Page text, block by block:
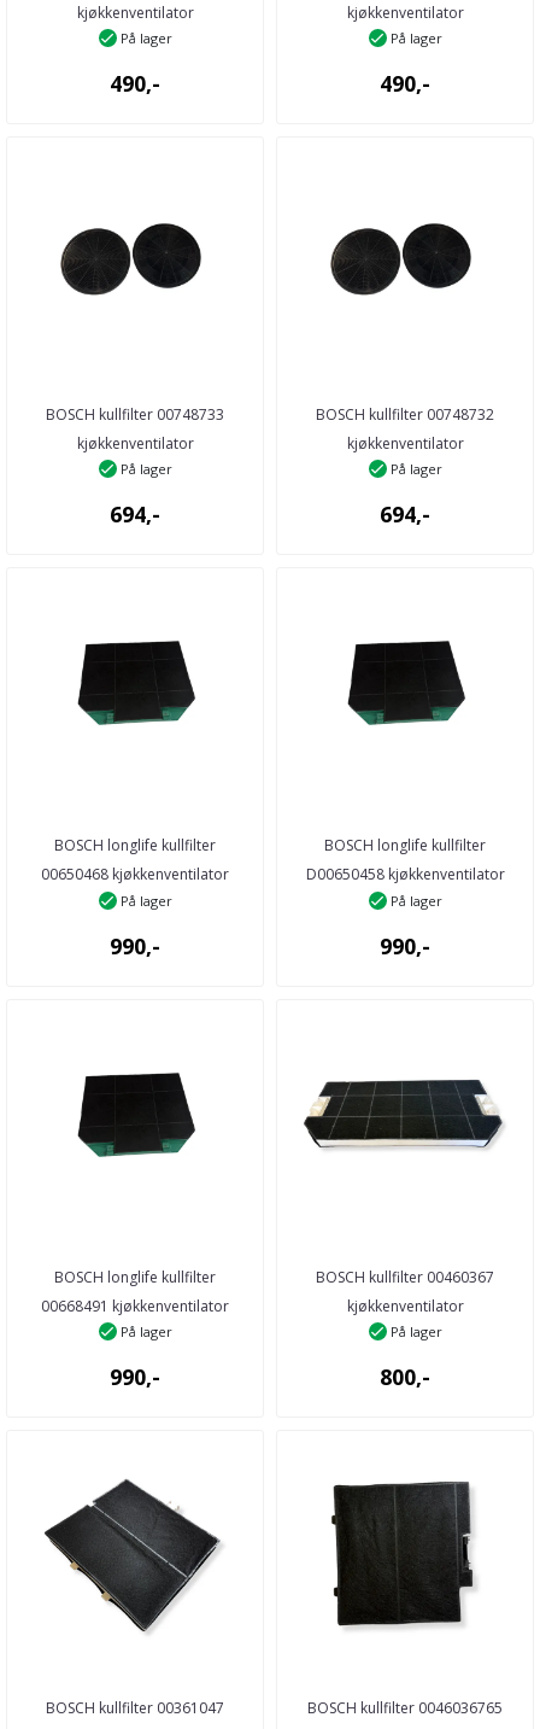
kjøkkenventilator
På lager
490,-
kjøkkenventilator
På lager
490,-
BOSCH kullfilter 00748733
kjøkkenventilator
På lager
694,-
BOSCH kullfilter 00748732
kjøkkenventilator
På lager
694,-
BOSCH longlife kullfilter
00650468 kjøkkenventilator
På lager
990,-
BOSCH longlife kullfilter
D00650458 kjøkkenventilator
På lager
990,-
BOSCH longlife kullfilter
00668491 kjøkkenventilator
På lager
990,-
BOSCH kullfilter 00460367
kjøkkenventilator
På lager
800,-
BOSCH kullfilter 00361047
BOSCH kullfilter 0046036765